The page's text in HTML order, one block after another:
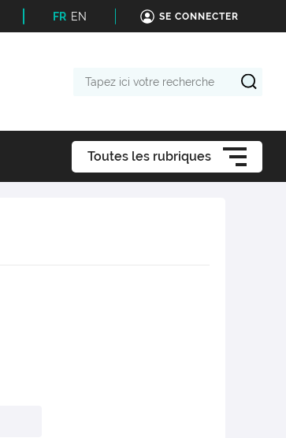
FR EN SE CONNECTER
Toutes les rubriques